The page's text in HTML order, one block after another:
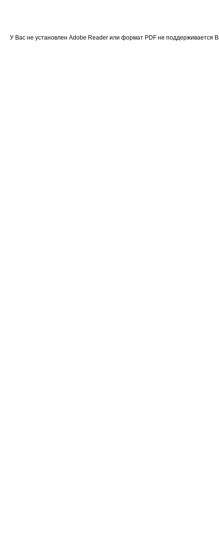
У Вас не установлен Adobe Reader или формат PDF не поддерживается